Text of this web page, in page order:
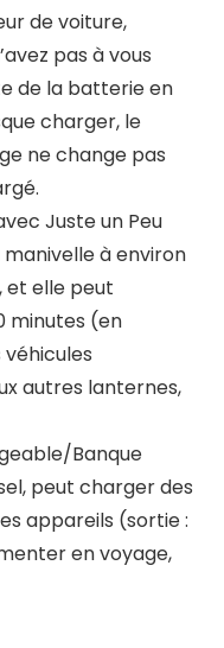
de voiture,
pas à vous
de la batterie en
charger, le
ne change pas
Juste un Peu
manivelle à environ
et elle peut
minutes (en
autres lanternes,
Banque
peut charger des
appareils (sortie :
en voyage,